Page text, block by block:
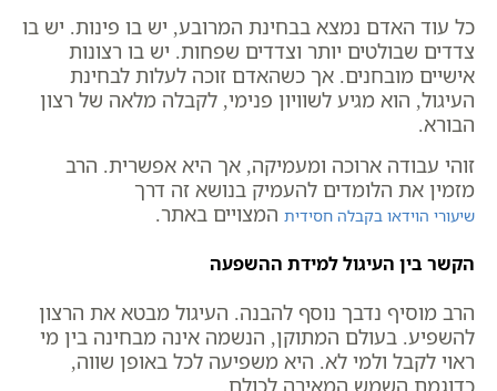
כל עוד האדם נמצא בבחינת המרובע, יש בו פינות. יש בו
צדדים שבולטים יותר וצדדים שפחות. יש בו רצונות
אישיים מובחנים. אך כשהאדם זוכה לעלות לבחינת
העיגול, הוא מגיע לשוויון פנימי, לקבלה מלאה של רצון
הבורא.
זוהי עבודה ארוכה ומעמיקה, אך היא אפשרית. הרב
מזמין את הלומדים להעמיק בנושא זה דרך
שיעורי הוידאו בקבלה חסידית המצויים באתר.
הקשר בין העיגול למידת ההשפעה
הרב מוסיף נדבך נוסף להבנה. העיגול מבטא את הרצון
להשפיע. בעולם המתוקן, הנשמה אינה מבחינה בין מי
ראוי לקבל ולמי לא. היא משפיעה לכל באופן שווה,
כדוגמת השמש המאירה לכולם.